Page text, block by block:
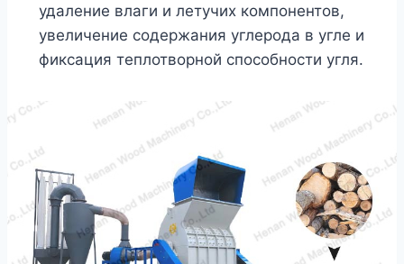
удаление влаги и летучих компонентов,
увеличение содержания углерода в угле и
фиксация теплотворной способности угля.